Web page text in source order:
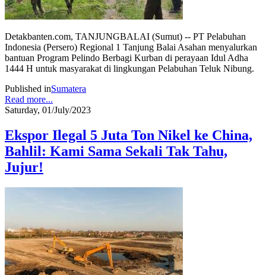
Detakbanten.com, TANJUNGBALAI (Sumut) -- PT Pelabuhan
Indonesia (Persero) Regional 1 Tanjung Balai Asahan menyalurkan
bantuan Program Pelindo Berbagi Kurban di perayaan Idul Adha
1444 H untuk masyarakat di lingkungan Pelabuhan Teluk Nibung.
Published inSumatera
Read more...
Saturday, 01/July/2023
Ekspor Ilegal 5 Juta Ton Nikel ke China,
Bahlil: Kami Sama Sekali Tak Tahu,
Jujur!